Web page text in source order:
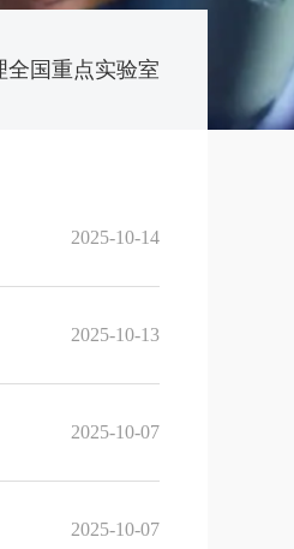
全国重点实验室
2025-10-14
2025-10-13
2025-10-07
2025-10-07